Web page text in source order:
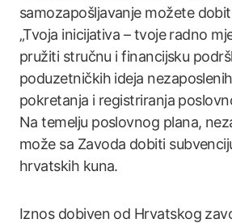
samozapošljavanje možete
„Tvoja inicijativa – tvoje radno
pružiti stručnu i financijsku
poduzetničkih ideja
pokretanja i registriranja
Na temelju poslovnog plana,
može sa Zavoda dobiti
hrvatskih kuna.
Iznos dobiven od Hrvatskog